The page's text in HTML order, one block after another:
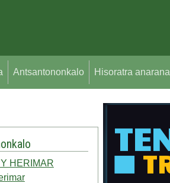
Antsantononkalo Hisoratra anarana
HERIMAR